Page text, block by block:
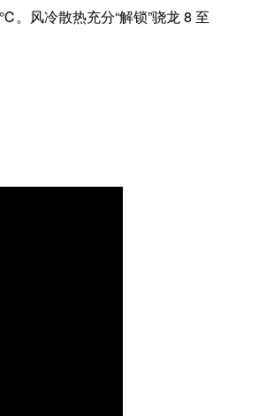
风冷散热充分“解锁”骁龙 8 至